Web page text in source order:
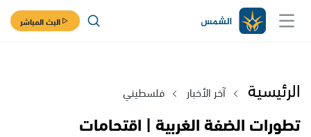
البث المباشر
الرئيسية آخر الأخبار فلسطيني
تطورات الضفة الغربية | اقتحامات